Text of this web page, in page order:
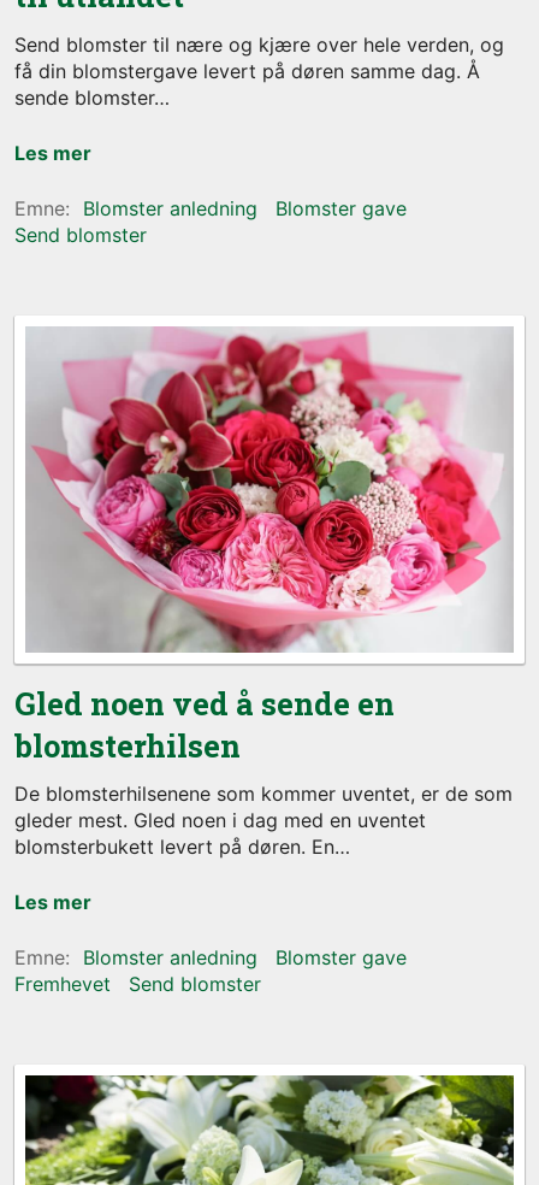
Send blomster til nære og kjære over hele verden, og
få din blomstergave levert på døren samme dag. Å
sende blomster
Les mer
Blomster anledning
Blomster gave
Send blomster
Gled noen ved å sende en
blomsterhilsen
De blomsterhilsenene som kommer uventet, er de som
gleder mest. Gled noen i dag med en uventet
blomsterbukett levert på døren. En
Les mer
Blomster anledning
Blomster gave
Fremhevet
Send blomster